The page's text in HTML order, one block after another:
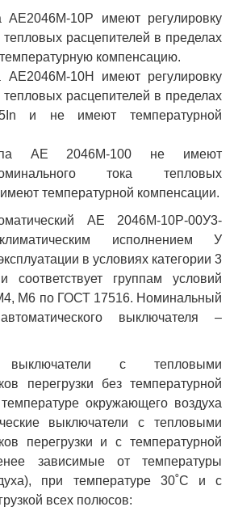
АЕ2046М-10Р имеют регулировку
тепловых расцепителей в пределах
компенсацию.
АЕ2046М-10Н имеют регулировку
тепловых расцепителей в пределах
и не имеют температурной
АЕ 2046М-100 не имеют
тока тепловых
температурной компенсации.
АЕ 2046М-10Р-00У3-
исполнением У
в условиях категории 3
группам условий
М6 по ГОСТ 17516. Номинальный
выключателя –
выключатели с тепловыми
перегрузки без температурной
окружающего воздуха
выключатели с тепловыми
перегрузки и с температурной
зависимые от температуры
при температуре 30˚С и с
всех полюсов: